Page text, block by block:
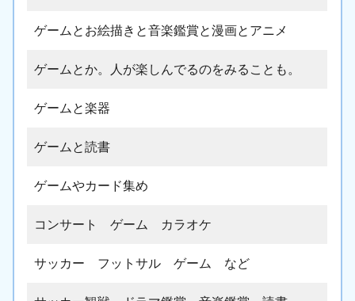
ゲームとお絵描きと音楽鑑賞と漫画とアニメ
ゲームとか。人が楽しんでるのをみることも。
ゲームと楽器
ゲームと読書
ゲームやカード集め
コンサート ゲーム カラオケ
サッカー フットサル ゲーム など